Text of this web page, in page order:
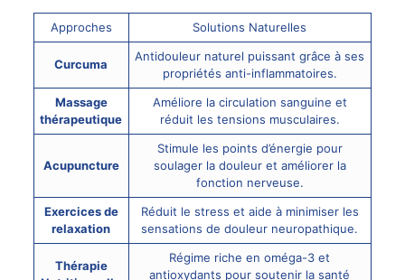
Approches Solutions Naturelles
Curcuma
Antidouleur naturel puissant grâce à ses
propriétés anti-inflammatoires.
Massage
thérapeutique
Améliore la circulation sanguine et
réduit les tensions musculaires.
Acupuncture
Stimule les points d’énergie pour
soulager la douleur et améliorer la
fonction nerveuse.
Exercices de
relaxation
Réduit le stress et aide à minimiser les
sensations de douleur neuropathique.
Thérapie
Régime riche en oméga-3 et
antioxydants pour soutenir la santé